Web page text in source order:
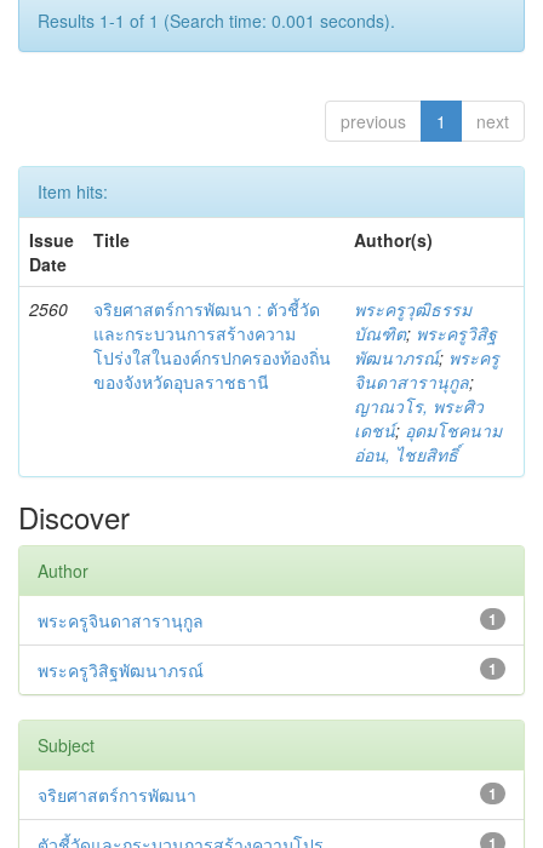
Results 1-1 of 1 (Search time: 0.001 seconds).
previous 1 next
Item hits:
Issue
Date
Title Author(s)
2560
จริยศาสตร์การพัฒนา : ตัวชี้วัด
และกระบวนการสร้างความ
โปร่งใสในองค์กรปกครองท้องถิ่น
ของจังหวัดอุบลราชธานี
พระครูวุฒิธรรม
บัณฑิต; พระครูวิสิฐ
พัฒนาภรณ์; พระครู
จินดาสารานุกูล;
ญาณวโร, พระศิว
เดชน์; อุดมโชคนาม
อ่อน, ไชยสิทธิ์
Discover
Author
1
พระครูจินดาสารานุกูล
1
พระครูวิสิฐพัฒนาภรณ์
Subject
1
จริยศาสตร์การพัฒนา
1